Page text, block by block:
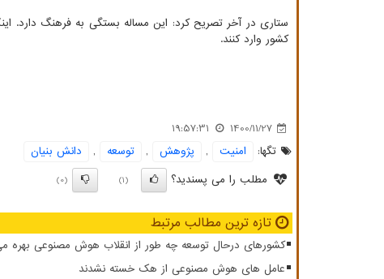
ستاری در آخر تصریح کرد: این مساله بستگی به فرهنگ دارد.
کشور وارد کنند.
1400/11/27
19:57:31
تگها:
امنیت , پژوهش , توسعه ,
دانش بنیان
مطلب را می پسندید؟
(1)
(0)
تازه ترین مطالب مرتبط
کشورهای درحال توسعه چه طور از انقلاب هوش مصنوعی بهره
عامل های هوش مصنوعی از هک خسته نشدند